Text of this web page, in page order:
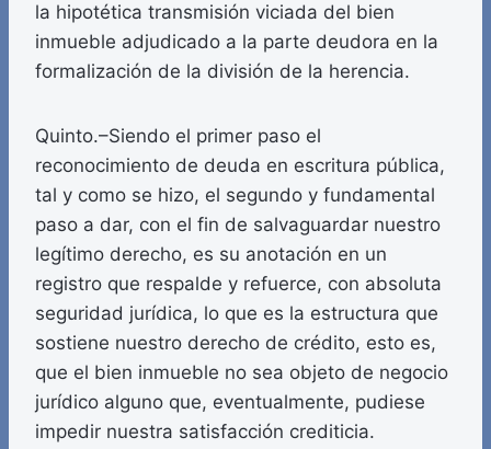
la hipotética transmisión viciada del bien
inmueble adjudicado a la parte deudora en la
formalización de la división de la herencia.
Quinto.–Siendo el primer paso el
reconocimiento de deuda en escritura pública,
tal y como se hizo, el segundo y fundamental
paso a dar, con el fin de salvaguardar nuestro
legítimo derecho, es su anotación en un
registro que respalde y refuerce, con absoluta
seguridad jurídica, lo que es la estructura que
sostiene nuestro derecho de crédito, esto es,
que el bien inmueble no sea objeto de negocio
jurídico alguno que, eventualmente, pudiese
impedir nuestra satisfacción crediticia.